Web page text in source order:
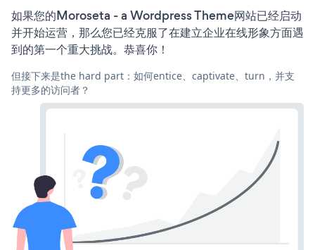
如果您的Moroseta - a Wordpress Theme网站已经启动
并开始运营，那么您已经克服了在建立企业在线形象方面遇
到的第一个重大挑战。恭喜你！
但接下来是the hard part：如何entice、captivate、turn，并支
持更多的访问者？